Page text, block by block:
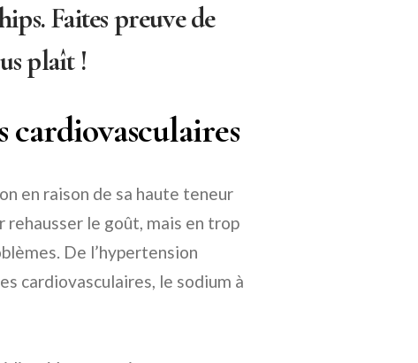
Faites preuve de
plaît !
cardiovasculaires
en raison de sa haute teneur
rehausser le goût, mais en trop
De l’hypertension
cardiovasculaires, le sodium à